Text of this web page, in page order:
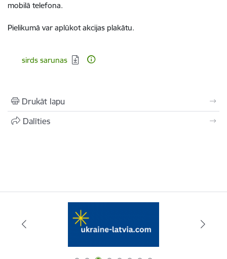
mobilā telefona.
Pielikumā var aplūkot akcijas plakātu.
Lejupielādēt:
sirds sarunas
Drukāt lapu
Dalīties